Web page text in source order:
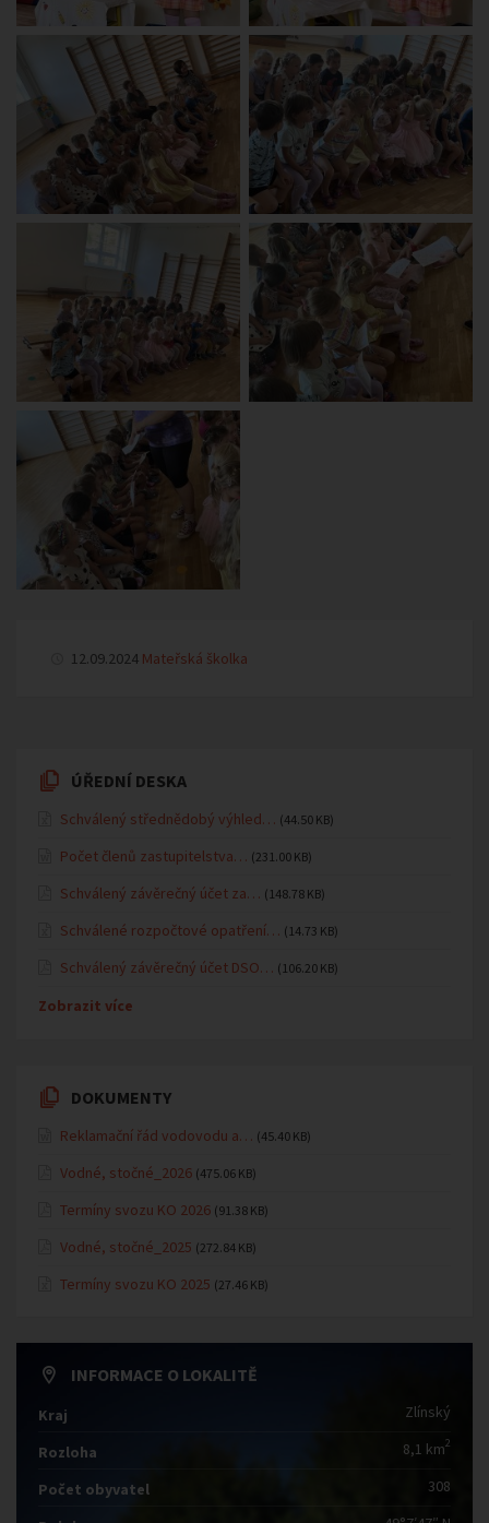
12.09.2024 Mateřská školka
ÚŘEDNÍ DESKA
Schválený střednědobý výhled… (44.50 KB)
Počet členů zastupitelstva… (231.00 KB)
Schválený závěrečný účet za… (148.78 KB)
Schválené rozpočtové opatření… (14.73 KB)
Schválený závěrečný účet DSO… (106.20 KB)
Zobrazit více
DOKUMENTY
Reklamační řád vodovodu a… (45.40 KB)
Vodné, stočné_2026 (475.06 KB)
Termíny svozu KO 2026 (91.38 KB)
Vodné, stočné_2025 (272.84 KB)
Termíny svozu KO 2025 (27.46 KB)
INFORMACE O LOKALITĚ
Kraj Zlínský
Rozloha 8,1 km2
Počet obyvatel 308